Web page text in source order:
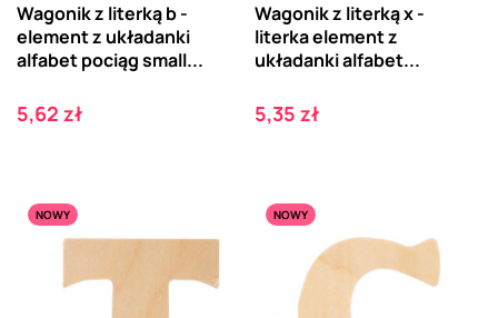
Wagonik z literką b -
element z układanki
alfabet pociąg small...
Cena
5,62 zł
Wagonik z literką x -
literka element z
układanki alfabet...
Cena
5,35 zł
NOWY NOWY